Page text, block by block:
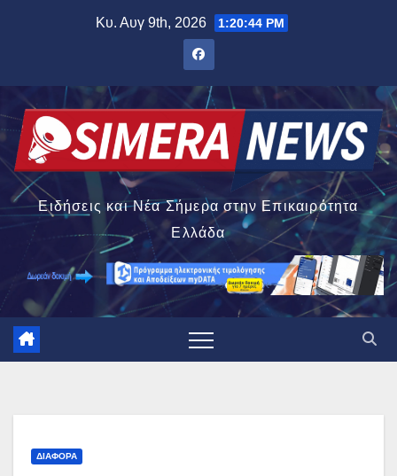
Κυ. Αυγ 9th, 2026 1:20:45 PM
Ειδήσεις και Νέα Σήμερα στην Επικαιρότητα
Ελλάδα
ΔΙΆΦΟΡΑ